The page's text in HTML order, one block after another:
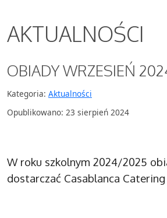
AKTUALNOŚCI
OBIADY WRZESIEŃ
Kategoria: Aktualności
Opublikowano: 23 sierpień 2024
W roku szkolnym 2024/2025
dostarczać Casablanca Catering